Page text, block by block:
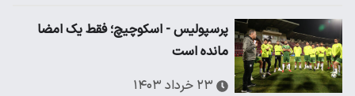
پرسپولیس - اسکوچیچ؛ فقط یک امضا
مانده است
۲۳ خرداد ۱۴۰۳